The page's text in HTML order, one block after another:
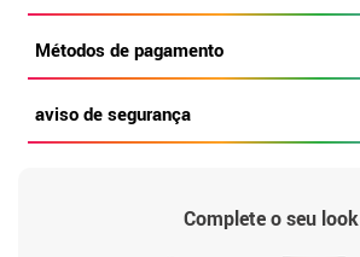
Métodos de pagamento
aviso de segurança
Complete o seu look